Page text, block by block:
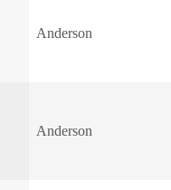
Anderson
Anderson